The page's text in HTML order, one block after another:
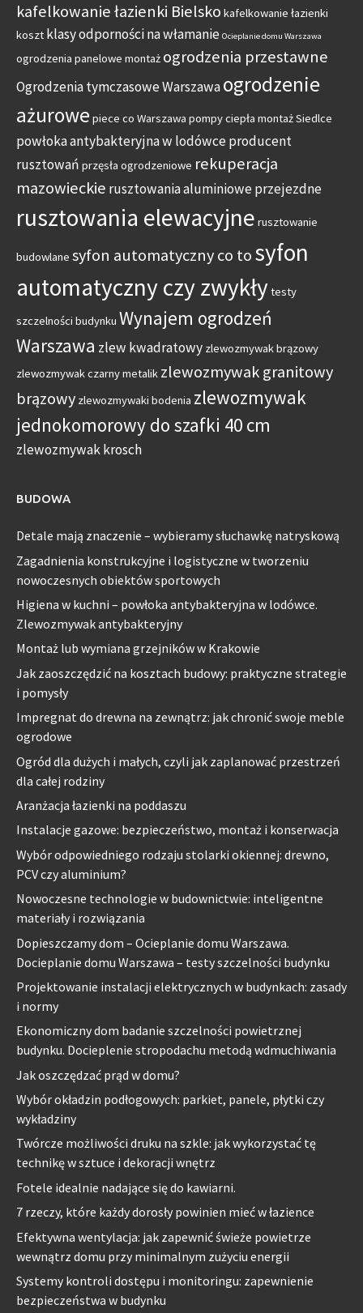
kafelkowanie łazienki Bielsko kafelkowanie łazienki
koszt klasy odporności na włamanie Ocieplanie domu Warszawa
ogrodzenia panelowe montaż ogrodzenia przestawne
Ogrodzenia tymczasowe Warszawaogrodzenie
ażurowepiece co Warszawa pompy ciepła montaż Siedlce
powłoka antybakteryjna w lodówceproducent
rusztowań przęsła ogrodzeniowe rekuperacja
mazowieckie rusztowania aluminiowe przejezdne
rusztowania elewacyjne rusztowanie
budowlane syfon automatyczny co tosyfon
automatyczny czy zwykłytesty
szczelności budynku Wynajem ogrodzeń
Warszawa zlew kwadratowy zlewozmywak brązowy
zlewozmywak czarny metalik zlewozmywak granitowy
brązowy zlewozmywaki bodenia zlewozmywak
jednokomorowy do szafki 40 cm
zlewozmywak krosch
BUDOWA
Detale mają znaczenie – wybieramy słuchawkę natryskową
Zagadnienia konstrukcyjne i logistyczne w tworzeniu
nowoczesnych obiektów sportowych
Higiena w kuchni – powłoka antybakteryjna w lodówce.
Zlewozmywak antybakteryjny
Montaż lub wymiana grzejników w Krakowie
Jak zaoszczędzić na kosztach budowy: praktyczne strategie
i pomysły
Impregnat do drewna na zewnątrz: jak chronić swoje meble
ogrodowe
Ogród dla dużych i małych, czyli jak zaplanować przestrzeń
dla całej rodziny
Aranżacja łazienki na poddaszu
Instalacje gazowe: bezpieczeństwo, montaż i konserwacja
Wybór odpowiedniego rodzaju stolarki okiennej: drewno,
PCV czy aluminium?
Nowoczesne technologie w budownictwie: inteligentne
materiały i rozwiązania
Dopieszczamy dom – Ocieplanie domu Warszawa.
Docieplanie domu Warszawa – testy szczelności budynku
Projektowanie instalacji elektrycznych w budynkach: zasady
i normy
Ekonomiczny dom badanie szczelności powietrznej
budynku. Docieplenie stropodachu metodą wdmuchiwania
Jak oszczędzać prąd w domu?
Wybór okładzin podłogowych: parkiet, panele, płytki czy
wykładziny
Twórcze możliwości druku na szkle: jak wykorzystać tę
technikę w sztuce i dekoracji wnętrz
Fotele idealnie nadające się do kawiarni.
7 rzeczy, które każdy dorosły powinien mieć w łazience
Efektywna wentylacja: jak zapewnić świeże powietrze
wewnątrz domu przy minimalnym zużyciu energii
Systemy kontroli dostępu i monitoringu: zapewnienie
bezpieczeństwa w budynku